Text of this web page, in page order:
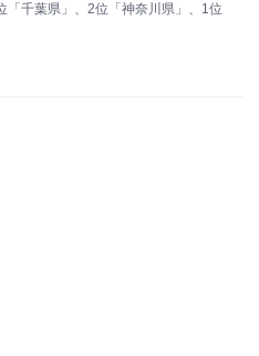
「千葉県」、2位「神奈川県」、1位